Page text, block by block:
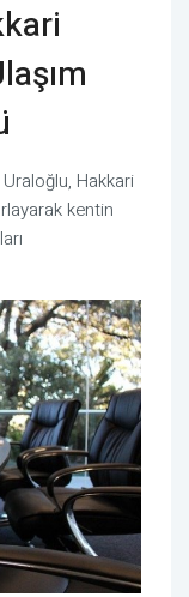
Hakkari
kentin